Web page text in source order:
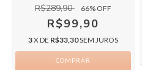
R$289,90 66% OFF
R$99,90
3X DE R$33,30SEM JUROS
COMPRAR